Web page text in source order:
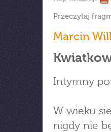
Przeczytaj
Marcin
Intymny
W wieku
nigdy nie